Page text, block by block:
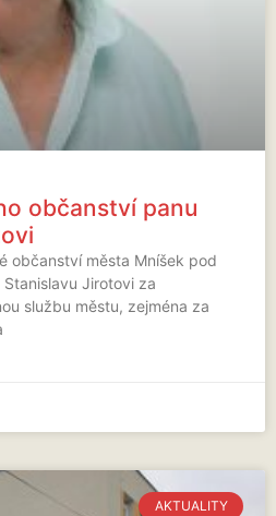
občanství panu
občanství města Mníšek pod
Jirotovi za
službu městu, zejména za
AKTUALITY